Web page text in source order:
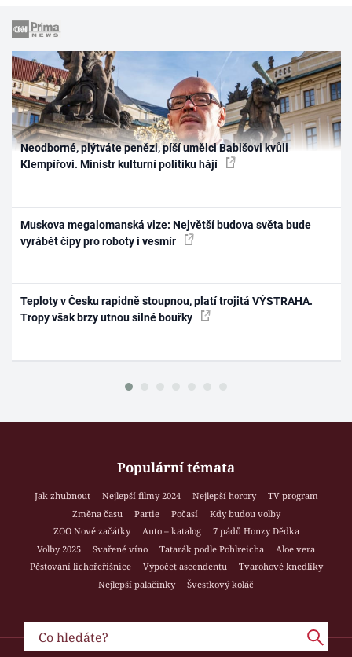
Neodborné, plýtváte penězi, píší umělci Babišovi kvůli
Klempířovi. Ministr kulturní politiku hájí
Muskova megalomanská vize: Největší budova světa bude
vyrábět čipy pro roboty i vesmír
Teploty v Česku rapidně stoupnou, platí trojitá VÝSTRAHA.
Tropy však brzy utnou silné bouřky
Populární témata
Jak zhubnout Nejlepší filmy 2024 Nejlepší horory
TV program
Změna času
Partie Počasí
Kdy budou volby
ZOO Nové začátky
Auto – katalog
7 pádů Honzy Dědka
Volby 2025
Svařené víno Tatarák podle Pohlreicha
Aloe vera
Pěstování lichořeřišnice
Výpočet ascendentu
Tvarohové knedlíky
Nejlepší palačinky
Švestkový koláč